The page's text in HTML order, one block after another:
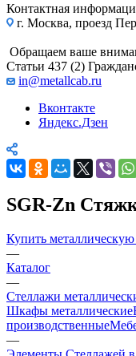
Контактная
г. Москва, проезд
Обращаем ваше
Статьи 437 (2)
in@metallcab.ru
Вконтакте
Яндекс.Дзен
SGR-Zn
Купить металлическую
—
Каталог
—
Стеллажи
Шкафы металлические
производственные
—